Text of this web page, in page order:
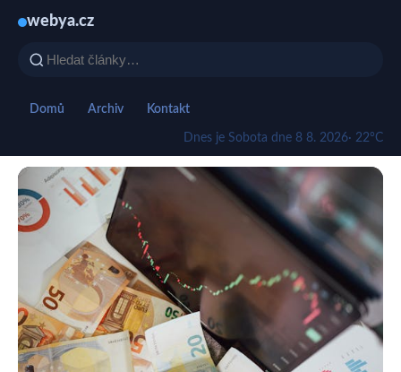
webya.cz
Domů Archiv Kontakt
Dnes je Sobota dne 8 8. 2026· 22°C